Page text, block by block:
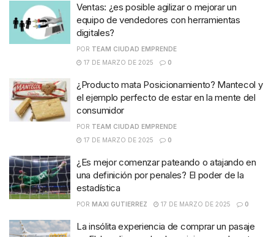
Ventas: ¿es posible agilizar o mejorar un
equipo de vendedores con herramientas
digitales?
POR TEAM CIUDAD EMPRENDE
17 DE MARZO DE 2025
0
¿Producto mata Posicionamiento? Mantecol y
el ejemplo perfecto de estar en la mente del
consumidor
POR TEAM CIUDAD EMPRENDE
17 DE MARZO DE 2025
0
¿Es mejor comenzar pateando o atajando en
una definición por penales? El poder de la
estadística
POR MAXI GUTIERREZ 17 DE MARZO DE 2025 0
La insólita experiencia de comprar un pasaje